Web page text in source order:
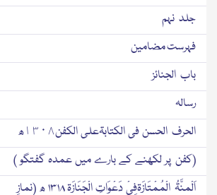
جلد نہم
فہرست مضامین
باب الجنائز
رسالہ
الحرف الحسن فی الکتابۃعلی الکفن١٣٠٨ھ
(کفن پر لکھنے کے بارے میں عمدہ گفتگو )
اَلْمنَّۃُ الْمُمْتَازَۃفِیْ دَعْوَاتِ الْجَنَازَۃ ۱۳۱۸ ھ (نمازِ